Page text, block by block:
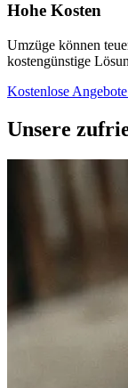
Hohe Kosten
Umzüge können
kostengünstige
Kostenlose
Unsere